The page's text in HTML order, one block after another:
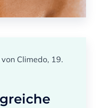
Climedo, 19.